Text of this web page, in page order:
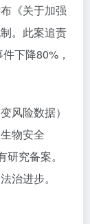
《关于加强
。此案追责
下降80%，
风险数据）
物安全
究备案。
治进步。